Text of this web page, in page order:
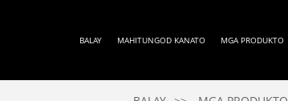
BALAY MAHITUNGOD KANATO MGA PRODUKTO